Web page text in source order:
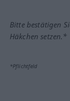
Bitte bestätigen
Häkchen setzen.*
*Pflichtfeld